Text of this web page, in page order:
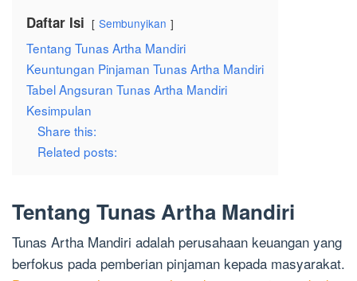
Daftar Isi Sembunyikan
Tentang Tunas Artha Mandiri
Keuntungan Pinjaman Tunas Artha Mandiri
Tabel Angsuran Tunas Artha Mandiri
Kesimpulan
Share this:
Related posts:
Tentang Tunas Artha Mandiri
Tunas Artha Mandiri adalah perusahaan keuangan yang
berfokus pada pemberian pinjaman kepada masyarakat.